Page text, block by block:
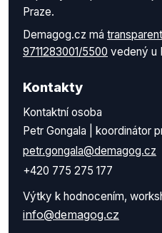
Praze.
Demagog.cz má
9711283001/5500 vedený u
Kontakty
Kontaktní osoba
Petr Gongala | koordinátor
petr.gongala@demagog.cz
+420 775 275 177
Výtky k hodnocením,
info@demagog.cz